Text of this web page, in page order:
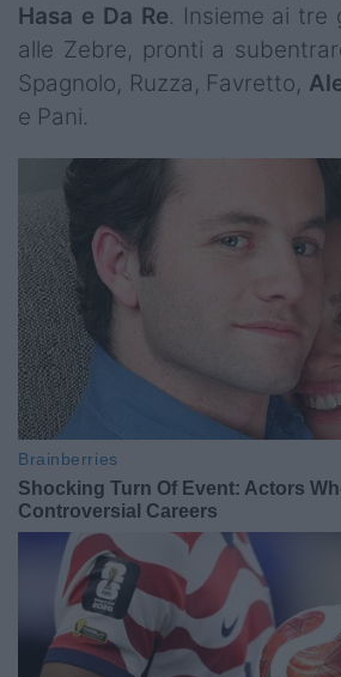
Hasa e Da Re. Insieme ai tre
alle Zebre, pronti a
Spagnolo, Ruzza, Favretto,
e Pani.